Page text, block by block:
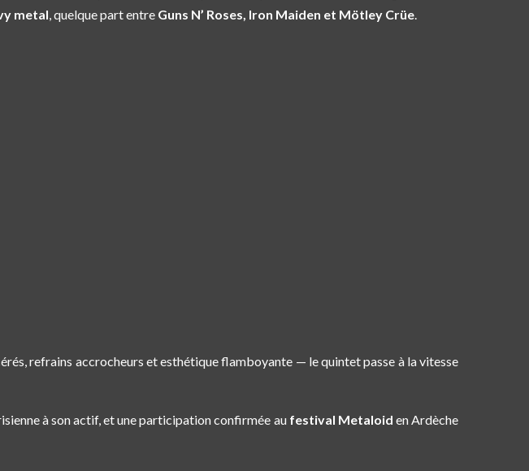
metal, quelque part entre Guns N’ Roses, Iron Maiden et Mötley Crüe.
refrains accrocheurs et esthétique flamboyante — le quintet passe à la vitesse
à son actif, et une participation confirmée au festival Metaloid en Ardèche